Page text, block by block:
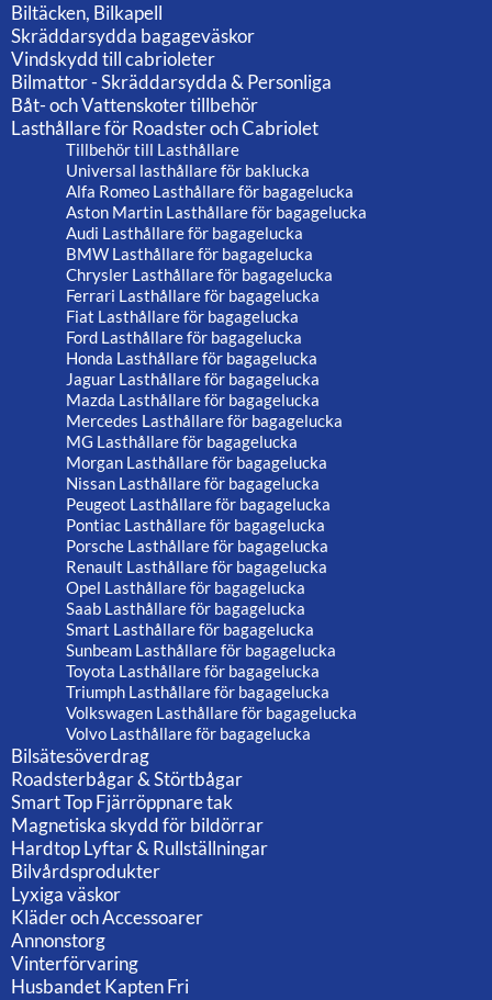
Biltäcken, Bilkapell
Skräddarsydda bagageväskor
Vindskydd till cabrioleter
Bilmattor - Skräddarsydda & Personliga
Båt- och Vattenskoter tillbehör
Lasthållare för Roadster och Cabriolet
Tillbehör till Lasthållare
Universal lasthållare för baklucka
Alfa Romeo Lasthållare för bagagelucka
Aston Martin Lasthållare för bagagelucka
Audi Lasthållare för bagagelucka
BMW Lasthållare för bagagelucka
Chrysler Lasthållare för bagagelucka
Ferrari Lasthållare för bagagelucka
Fiat Lasthållare för bagagelucka
Ford Lasthållare för bagagelucka
Honda Lasthållare för bagagelucka
Jaguar Lasthållare för bagagelucka
Mazda Lasthållare för bagagelucka
Mercedes Lasthållare för bagagelucka
MG Lasthållare för bagagelucka
Morgan Lasthållare för bagagelucka
Nissan Lasthållare för bagagelucka
Peugeot Lasthållare för bagagelucka
Pontiac Lasthållare för bagagelucka
Porsche Lasthållare för bagagelucka
Renault Lasthållare för bagagelucka
Opel Lasthållare för bagagelucka
Saab Lasthållare för bagagelucka
Smart Lasthållare för bagagelucka
Sunbeam Lasthållare för bagagelucka
Toyota Lasthållare för bagagelucka
Triumph Lasthållare för bagagelucka
Volkswagen Lasthållare för bagagelucka
Volvo Lasthållare för bagagelucka
Bilsätesöverdrag
Roadsterbågar & Störtbågar
Smart Top Fjärröppnare tak
Magnetiska skydd för bildörrar
Hardtop Lyftar & Rullställningar
Bilvårdsprodukter
Lyxiga väskor
Kläder och Accessoarer
Annonstorg
Vinterförvaring
Husbandet Kapten Fri